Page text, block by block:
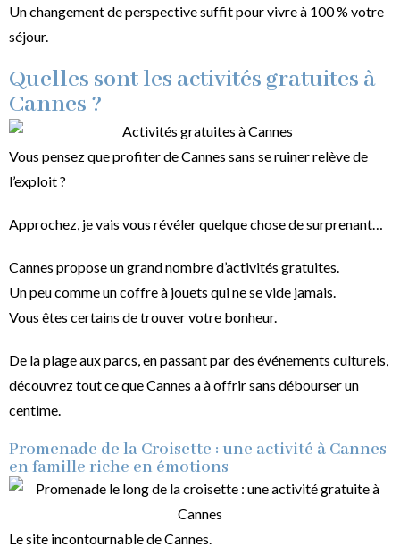
Un changement de perspective suffit pour vivre à 100 % votre
séjour.
Quelles sont les activités gratuites à
Cannes ?
Vous pensez que profiter de Cannes sans se ruiner relève de
l’exploit ?
Approchez, je vais vous révéler quelque chose de surprenant…
Cannes propose un grand nombre d’activités gratuites.
Un peu comme un coffre à jouets qui ne se vide jamais.
Vous êtes certains de trouver votre bonheur.
De la plage aux parcs, en passant par des événements culturels,
découvrez tout ce que Cannes a à offrir sans débourser un
centime.
Promenade de la Croisette : une activité à Cannes
en famille riche en émotions
Le site incontournable de Cannes.